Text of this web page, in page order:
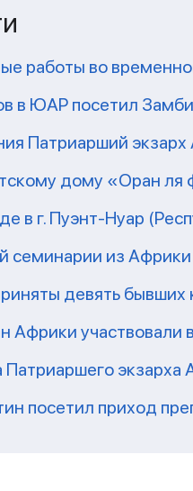
работы во
в ЮАР посетил
Патриарший
дому «Оран ля
в г. Пуэнт-Нуар
семинарии из
девять
Африки участвовали
посетил приход